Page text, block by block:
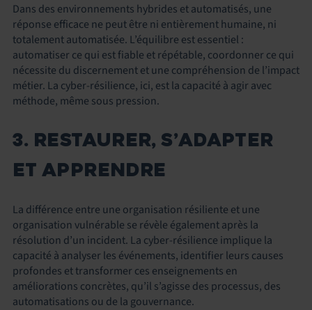
Dans des environnements hybrides et automatisés, une
réponse efficace ne peut être ni entièrement humaine, ni
totalement automatisée. L’équilibre est essentiel :
automatiser ce qui est fiable et répétable, coordonner ce qui
nécessite du discernement et une compréhension de l’impact
métier. La cyber-résilience, ici, est la capacité à agir avec
méthode, même sous pression.
3. RESTAURER, S’ADAPTER
ET APPRENDRE
La différence entre une organisation résiliente et une
organisation vulnérable se révèle également après la
résolution d’un incident. La cyber-résilience implique la
capacité à analyser les événements, identifier leurs causes
profondes et transformer ces enseignements en
améliorations concrètes, qu’il s’agisse des processus, des
automatisations ou de la gouvernance.